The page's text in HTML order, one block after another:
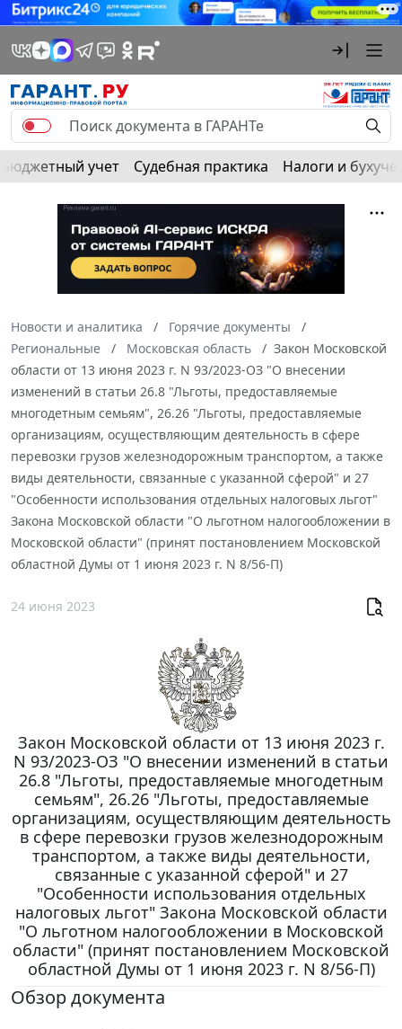
Бюджетный учет Судебная практика Налоги и
Новости и аналитика
Горячие документы
Региональные
Московская область
Закон Московской
области от 13 июня 2023 г. N 93/2023-ОЗ "О внесении
изменений в статьи 26.8 "Льготы, предоставляемые
многодетным семьям", 26.26 "Льготы, предоставляемые
организациям, осуществляющим деятельность в сфере
перевозки грузов железнодорожным транспортом, а также
виды деятельности, связанные с указанной сферой" и 27
"Особенности использования отдельных налоговых льгот"
Закона Московской области "О льготном налогообложении в
Московской области" (принят постановлением Московской
областной Думы от 1 июня 2023 г. N 8/56-П)
24 июня 2023
Закон Московской области от 13 июня 2023 г.
N 93/2023-ОЗ "О внесении изменений в статьи
26.8 "Льготы, предоставляемые многодетным
семьям", 26.26 "Льготы, предоставляемые
организациям, осуществляющим деятельность
в сфере перевозки грузов железнодорожным
транспортом, а также виды деятельности,
связанные с указанной сферой" и 27
"Особенности использования отдельных
налоговых льгот" Закона Московской области
"О льготном налогообложении в Московской
области" (принят постановлением Московской
областной Думы от 1 июня 2023 г. N 8/56-П)
Обзор документа